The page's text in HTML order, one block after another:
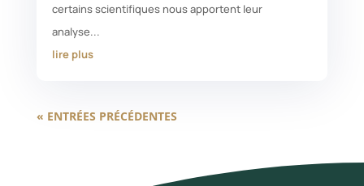
certains scientifiques nous apportent leur
analyse...
lire plus
« ENTRÉES PRÉCÉDENTES